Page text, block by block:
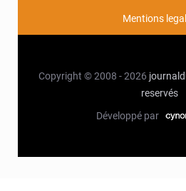
Mentions
Copyright © 2008 - 2026
reservés
Développé par